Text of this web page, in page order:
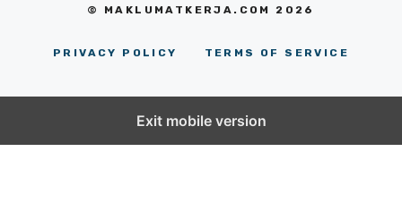
© MAKLUMATKERJA.COM 2026
PRIVACY POLICY TERMS OF SERVICE
Exit mobile version